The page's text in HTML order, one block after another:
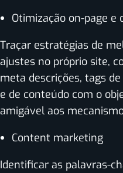
Otimização on-page e
Traçar estratégias de
ajustes no próprio site,
meta descrições, tags
e de conteúdo com o
amigável aos
Content marketing
Identificar as palavras-